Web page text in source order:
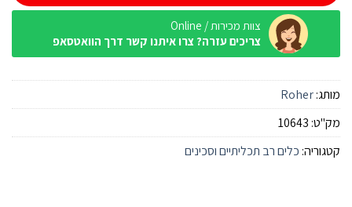
צוות מכירות / Online
צריכים עזרה? צרו איתנו קשר דרך הוואטסאפ
מותג:Roher
מק"ט: 10643
קטגוריה: כלים רב תכליתיים וסכינים